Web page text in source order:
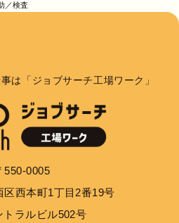
／検査
は「ジョブサーチ工場ワーク」
550-0005
区西本町1丁目2番19号
トラルビル502号